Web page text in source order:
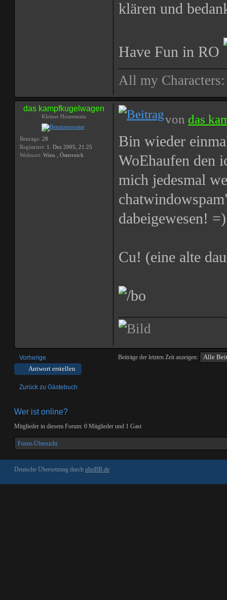
klären und
Have Fun in RO
All my
das kampfkugelwagen
Kleiner Hosenmatz
Beiträge: 28
Registriert: 1. Dez 2005, 21:25
Wohnort: Wien , Österreich
von das
Bin wieder
WoEhaufen den
mich jedesmal
dabeigewesen! =)
Cu! (eine alte
Vorherige Beiträge der letzten Zeit anzeigen:
Antwort erstellen
Zurück zu Gästebuch
Wer ist online?
Mitglieder in diesem Forum: 0 Mitglieder und 1 Gast
Foren-Übersicht
Deutsche Übersetzung durch phpBB.de